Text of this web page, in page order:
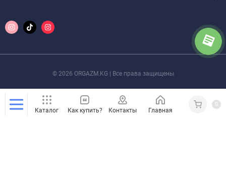
© 2026 ORGAZM.KG | Все права защищены
Каталог Как купить? Контакты Главная Кабинет
0